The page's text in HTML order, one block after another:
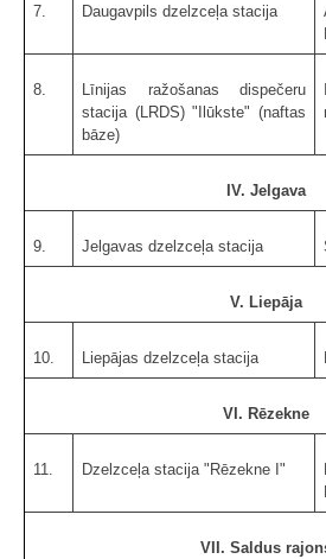
7. Daugavpils dzelzceļa stacija
8.
Līnijas ražošanas dispečeru
stacija (LRDS) "Ilūkste" (naftas
bāze)
IV. Jelgava
9. Jelgavas dzelzceļa stacija
V. Liepāja
10. Liepājas dzelzceļa stacija
VI. Rēzekne
11. Dzelzceļa stacija "Rēzekne I"
VII. Saldus